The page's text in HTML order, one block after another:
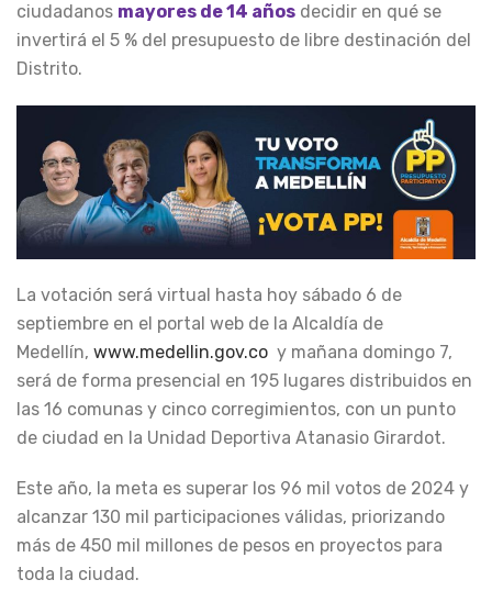
ciudadanos mayores de 14 años decidir en qué se
invertirá el 5 % del presupuesto de libre destinación del
Distrito.
La votación será virtual hasta hoy sábado 6 de
septiembre en el portal web de la Alcaldía de
Medellín, www.medellin.gov.co y mañana domingo 7,
será de forma presencial en 195 lugares distribuidos en
las 16 comunas y cinco corregimientos, con un punto
de ciudad en la Unidad Deportiva Atanasio Girardot.
Este año, la meta es superar los 96 mil votos de 2024 y
alcanzar 130 mil participaciones válidas, priorizando
más de 450 mil millones de pesos en proyectos para
toda la ciudad.